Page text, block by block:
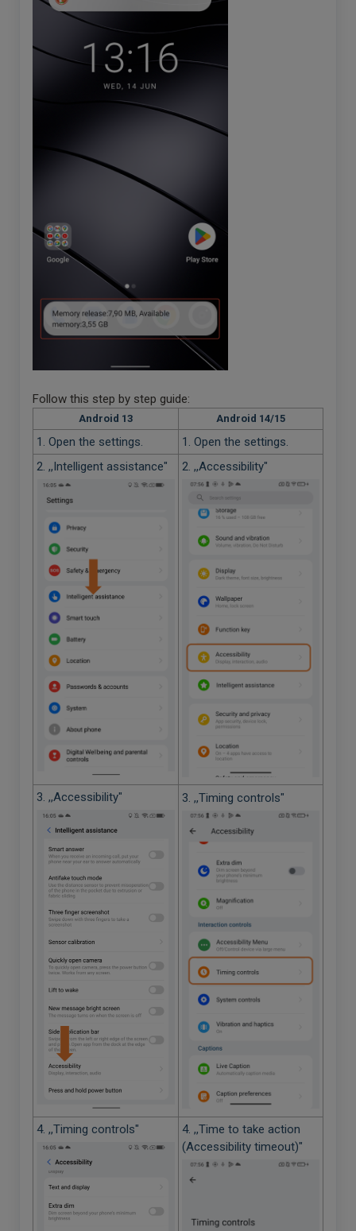
Follow this step by step guide:
Android 13 Android 14/15
1. Open the settings.
1. Open the settings.
2. ,,Intelligent assistance"
2. ,,Accessibility"
3. ,,Accessibility" 3. ,,Timing controls"
4. ,,Timing controls"
4. ,,Time to take action
(Accessibility timeout)"